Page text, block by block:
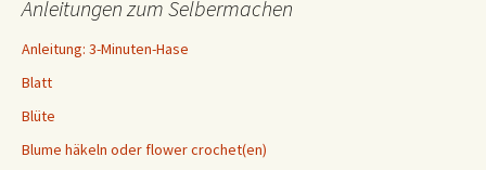
Anleitungen zum Selbermachen
Anleitung: 3-Minuten-Hase
Blatt
Blüte
Blume häkeln oder flower crochet(en)